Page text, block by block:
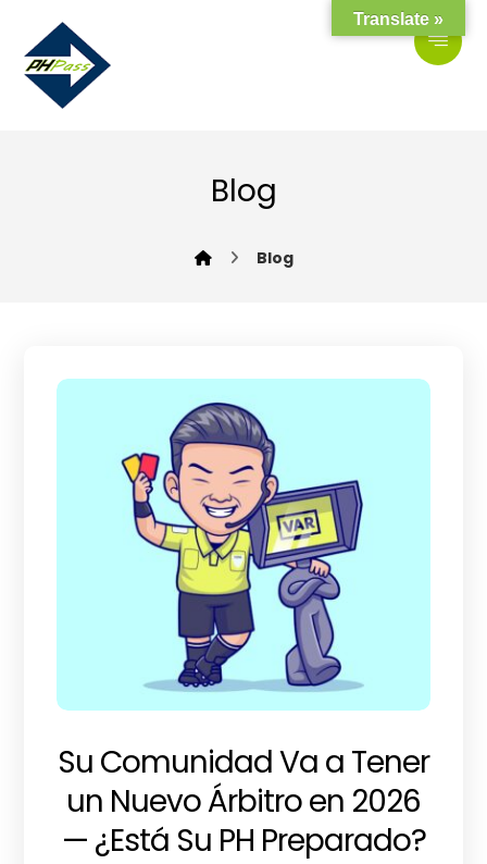
Blog
Blog
Su Comunidad Va a Tener
un Nuevo Árbitro en 2026
— ¿Está Su PH Preparado?
Translate »